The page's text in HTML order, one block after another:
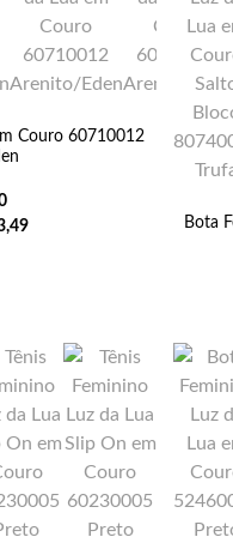
Couro 60710012
Bota